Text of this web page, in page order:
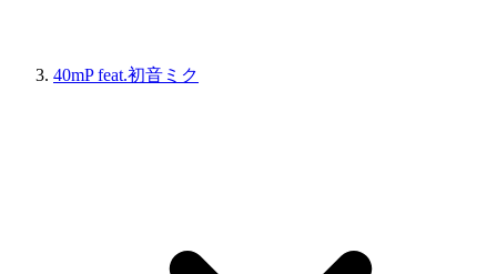
40mP feat.初音ミク